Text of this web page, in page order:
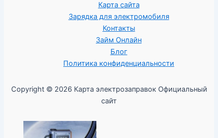
Карта сайта
Зарядка для электромобиля
Контакты
Займ Онлайн
Блог
Политика конфиденциальности
Copyright © 2026 Карта электрозаправок Официальный
сайт